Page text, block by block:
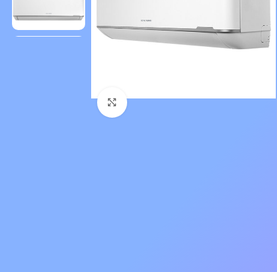
Нажмите, чтобы увеличить